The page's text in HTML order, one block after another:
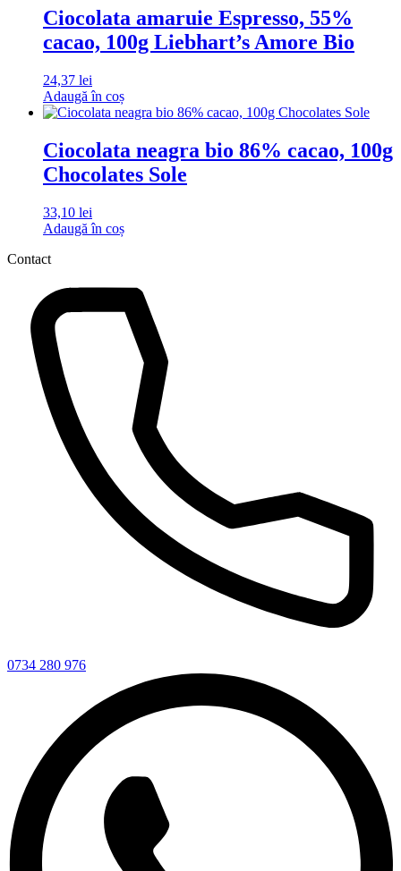
Ciocolata amaruie Espresso, 55%
cacao, 100g Liebhart’s Amore Bio
24,37 lei
Adaugă în coș
Ciocolata neagra bio 86% cacao, 100g
Chocolates Sole
33,10 lei
Adaugă în coș
Contact
0734 280 976